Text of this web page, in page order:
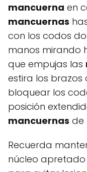
mancuerna en
mancuernas
con los codos
manos mirando
que empujas las
estira los brazos
bloquear los
posición
mancuernas de
Recuerda
núcleo